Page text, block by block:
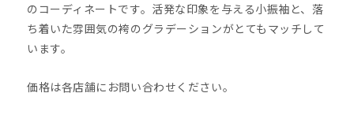
のコーディネートです。活発な印象を与える小振袖と、落
ち着いた雰囲気の袴のグラデーションがとてもマッチして
います。
価格は各店舗にお問い合わせください。